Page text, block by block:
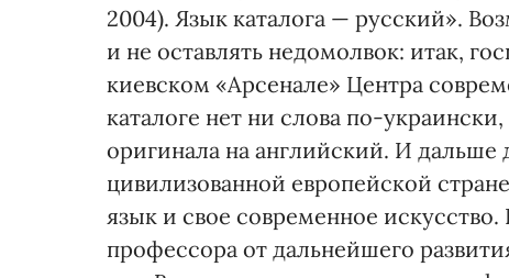
2004). Язык каталога — русский».
и не оставлять недомолвок: итак,
киевском «Арсенале» Центра
каталоге нет ни слова по-
оригинала на английский. И дальше
цивилизованной европейской
язык и свое современное
профессора от дальнейшего